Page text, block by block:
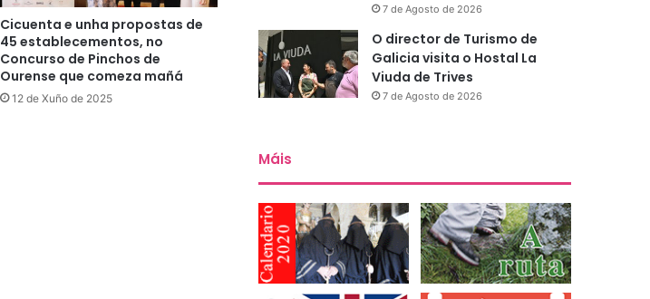
Cicuenta e unha propostas de
45 establecementos, no
Concurso de Pinchos de
Ourense que comeza mañá
12 de Xuño de 2025
7 de Agosto de 2026
O director de Turismo de
Galicia visita o Hostal La
Viuda de Trives
7 de Agosto de 2026
Máis